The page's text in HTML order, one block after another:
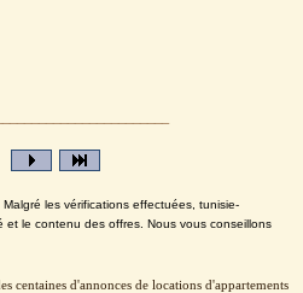
les vérifications effectuées, tunisie-
le contenu des offres. Nous vous conseillons
centaines d'annonces de locations d'appartements